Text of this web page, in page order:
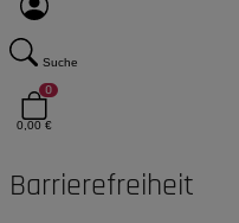
Suche
0
0,00 €
Barrierefreiheit